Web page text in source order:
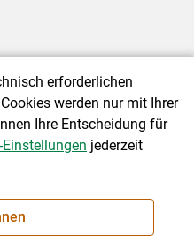
|Barrierefreiheit
erforderlichen
werden nur mit Ihrer
Ihre Entscheidung für
Einstellungen jederzeit